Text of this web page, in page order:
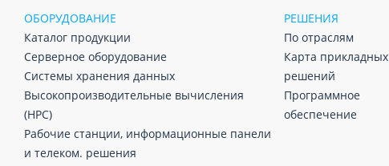
ОБОРУДОВАНИЕ
Каталог продукции
Серверное оборудование
Системы хранения данных
Высокопроизводительные вычисления
(HPC)
Рабочие станции, информационные панели
и телеком. решения
РЕШЕНИЯ
По отраслям
Карта прикладных
решений
Программное
обеспечение